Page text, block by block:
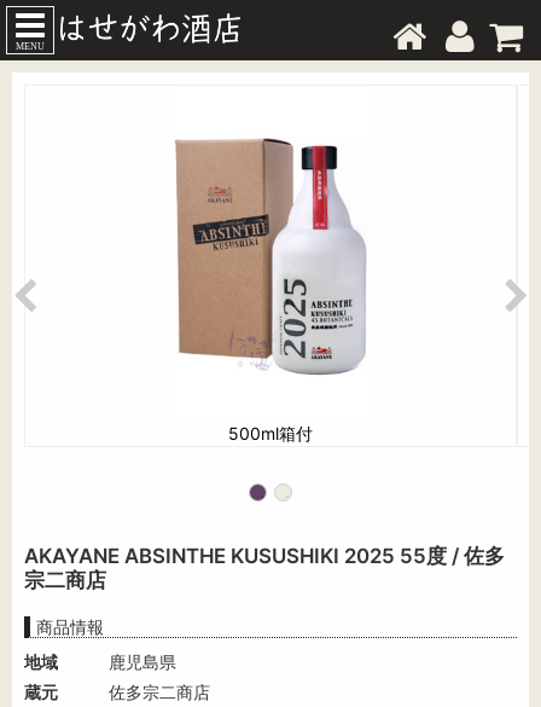
MENU
500ml箱付
AKAYANE ABSINTHE KUSUSHIKI 2025 55度 / 佐多
宗二商店
商品情報
地域
鹿児島県
蔵元
佐多宗二商店